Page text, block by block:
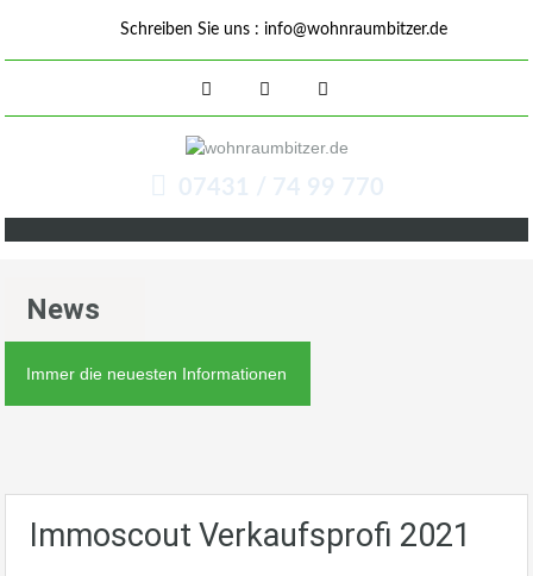
Schreiben Sie uns : info@wohnraumbitzer.de
07431 / 74 99 770
News
Immer die neuesten Informationen
Immoscout Verkaufsprofi 2021